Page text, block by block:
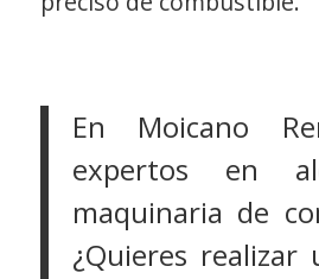
En Moicano
expertos en
maquinaria de
¿Quieres realizar